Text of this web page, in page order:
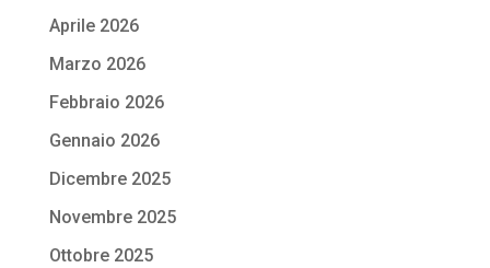
Aprile 2026
Marzo 2026
Febbraio 2026
Gennaio 2026
Dicembre 2025
Novembre 2025
Ottobre 2025